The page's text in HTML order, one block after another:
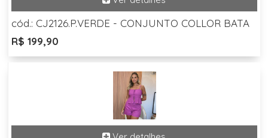
cód.: CJ2126.P.VERDE - CONJUNTO COLLOR BATA
R$ 199,90